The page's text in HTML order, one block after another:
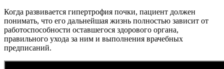
Когда развивается гипертрофия почки, пациент должен
понимать, что его дальнейшая жизнь полностью зависит от
работоспособности оставшегося здорового органа,
правильного ухода за ним и выполнения врачебных
предписаний.